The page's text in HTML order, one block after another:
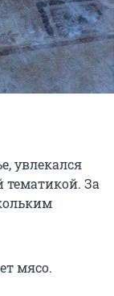
увлекался
За
мясо.